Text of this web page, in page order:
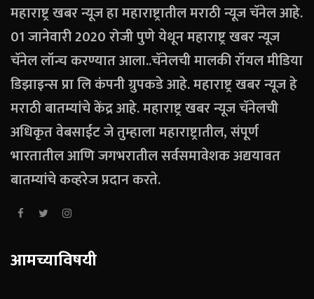
महाराष्ट्र खबर न्यूज हा महाराष्ट्रातील मराठी न्यूज चॅनेल आहे.
01 जानेवारी 2020 रोजी पुणे येथून महाराष्ट्र खबर न्यूज
चॅनेल लॉन्च करण्यात आला..चॅनेलची मालकी रॉयल मीडिया
डिझाइन्स प्रा लि कंपनी ग्रुपकडे आहे. महाराष्ट्र खबर न्यूज हे
मराठी बातम्यांचे केंद्र आहे. महाराष्ट्र खबर न्यूज चॅनेलची
अधिकृत वेबसाईट जे तुम्हाला महाराष्ट्रातील, संपूर्ण
भारतातील आणि जगभरातील सर्वसमावेशक अद्ययावत
बातम्यांचे कव्हरेज प्रदान करते.
आमच्याविषयी